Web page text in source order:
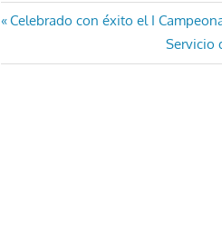
Navegación
de
Entrada
Celebrado con éxito el I
Entrada
Servicio